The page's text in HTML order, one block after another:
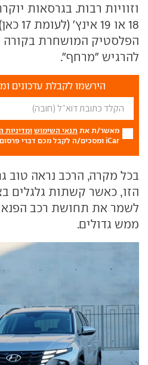
וזוויות רבות. בגרסאות
18 או
הפלסטיק המושחרת בקורה
להרגיש "מרחף".
הירשמו לקבלת עדכונים
מאשר/ת את תנאי השימוש ומדיניות
iCar ומסכים/ה לקבל מכם דברי פרסום.
בכל מקרה, הרכב נראה טוב
הזו, כאשר קשתות גלגלים
לשמר את תחושת רכב
ממש גדולים.